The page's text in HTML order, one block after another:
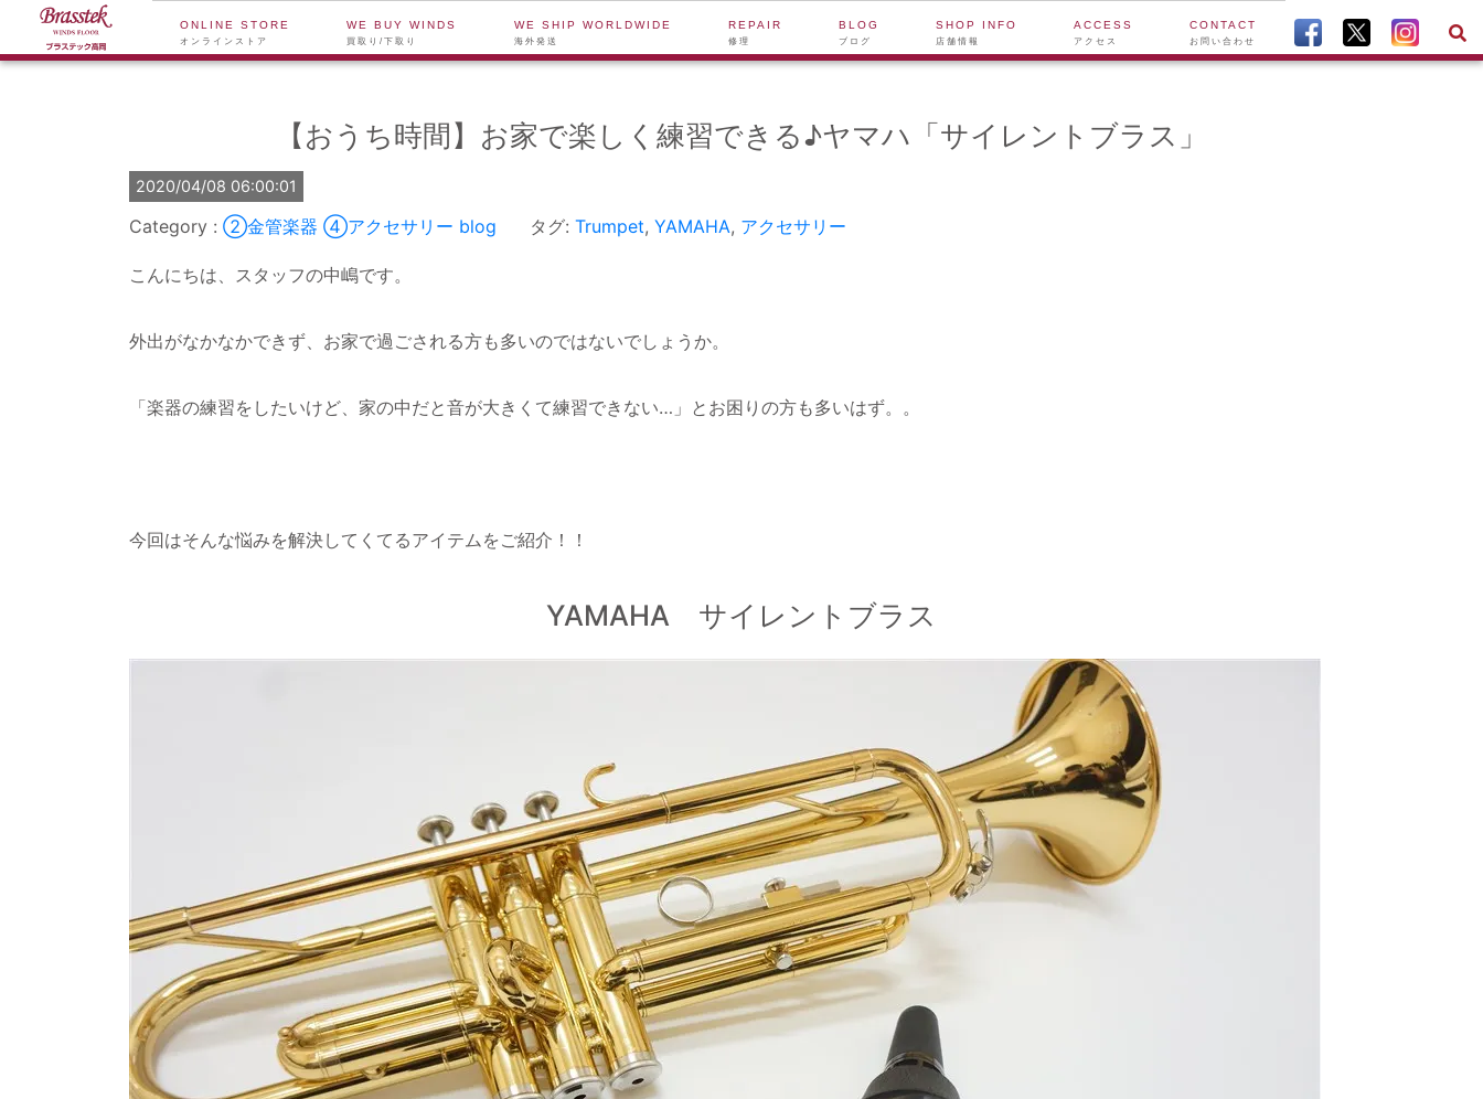
ONLINE STORE
オンラインストア
WE BUY WINDS
買取り/下取り
WE SHIP WORLDWIDE
海外発送
REPAIR
修理
BLOG
ブログ
SHOP INFO
店舗情報
ACCESS
アクセス
CONTACT
お問い合わせ
【おうち時間】お家で楽しく練習できる♪ヤマハ「サイレントブラス」
2020/04/08 06:00:01
②金管楽器 ④アクセサリー blog タグ: Trumpet, YAMAHA, アクセサリー
こんにちは、スタッフの中嶋です。
外出がなかなかできず、お家で過ごされる方も多いのではないでしょうか。
「楽器の練習をしたいけど、家の中だと音が大きくて練習できない…」とお困りの方も多いはず。。
今回はそんな悩みを解決してくてるアイテムをご紹介！！
YAMAHA サイレントブラス